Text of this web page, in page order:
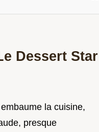
Dessert Star
la cuisine,
presque